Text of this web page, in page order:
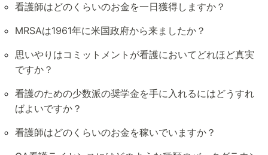
看護師はどのくらいのお金を一日獲得しますか？
MRSAは1961年に米国政府から来ましたか？
思いやりはコミットメントが看護においてどれほど真実
ですか？
看護のための少数派の奨学金を手に入れるにはどうすれ
ばよいですか？
看護師はどのくらいのお金を稼いでいますか？